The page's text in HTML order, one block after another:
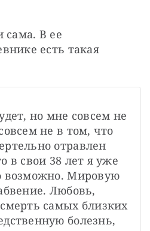
сама. В ее
есть такая
но мне совсем не
не в том, что
отравлен
в свои 38 лет я уже
возможно. Мировую
Любовь,
самых близких
болезнь,